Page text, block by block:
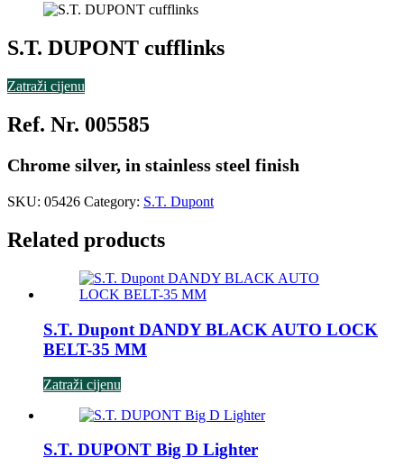
S.T. DUPONT cufflinks
Zatraži cijenu
Ref. Nr. 005585
Chrome silver, in stainless steel finish
SKU: 05426 Category: S.T. Dupont
Related products
S.T. Dupont DANDY BLACK AUTO LOCK
BELT-35 MM
Zatraži cijenu
S.T. DUPONT Big D Lighter